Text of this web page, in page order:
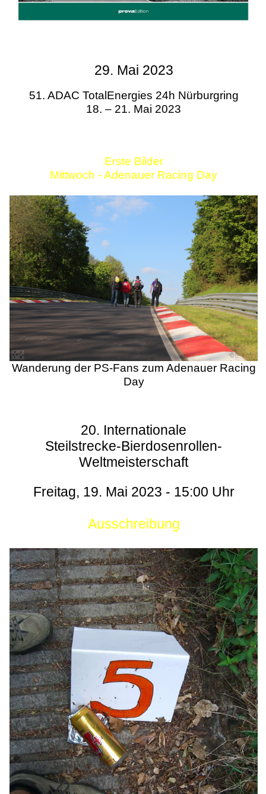
29. Mai 2023
51. ADAC TotalEnergies 24h Nürburgring
18. – 21. Mai 2023
Erste Bilder
Mittwoch - Adenauer Racing Day
Wanderung der PS-Fans zum Adenauer Racing
Day
20. Internationale
Steilstrecke-Bierdosenrollen-
Weltmeisterschaft
Freitag, 19. Mai 2023 - 15:00 Uhr
Ausschreibung